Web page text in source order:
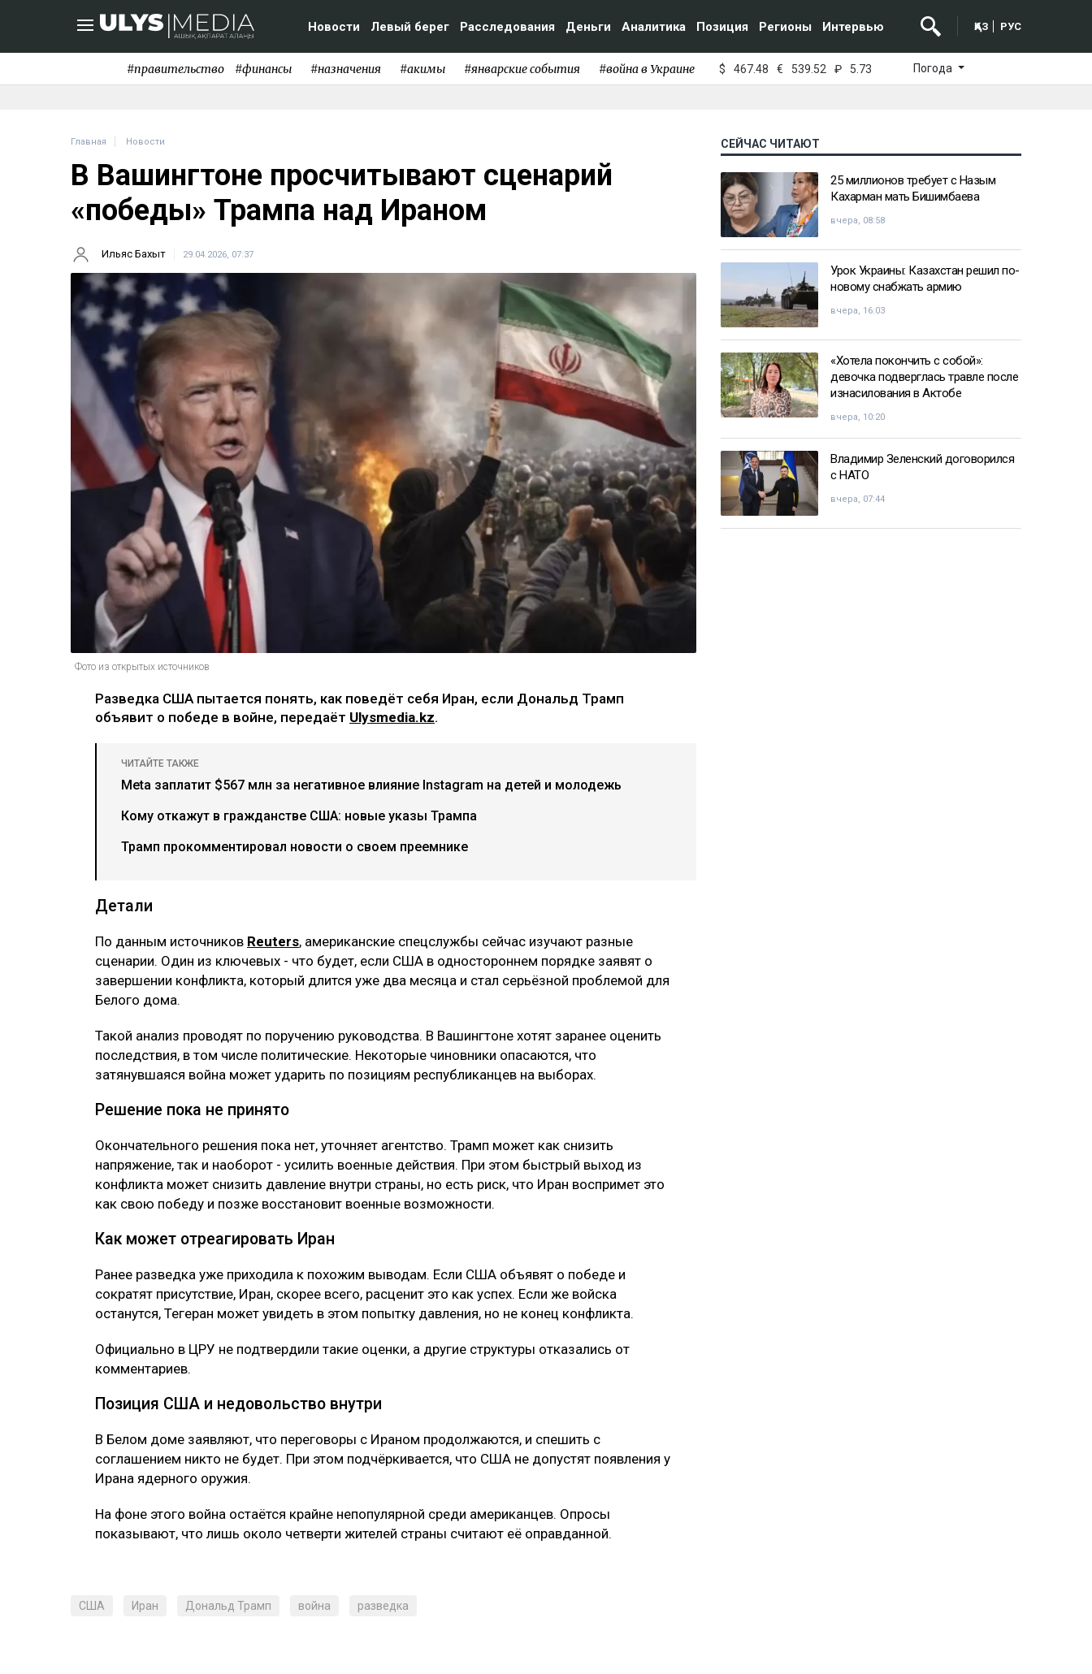
Новости Левый берег Расследования Деньги Аналитика Позиция Регионы Интервью ҚАЗ РУС
#правительство #финансы #назначения #акимы #январские события #война в Украине $ 467.48 € 539.52 ₽ 5.73 Погода
Главная Новости
В Вашингтоне просчитывают сценарий
«победы» Трампа над Ираном
Ильяс Бахыт 29.04.2026, 07:37
Фото из открытых источников
Разведка США пытается понять, как поведёт себя Иран, если Дональд Трамп
объявит о победе в войне, передаёт Ulysmedia.kz.
ЧИТАЙТЕ ТАКЖЕ
Meta заплатит $567 млн за негативное влияние Instagram на детей и молодежь
Кому откажут в гражданстве США: новые указы Трампа
Трамп прокомментировал новости о своем преемнике
Детали
По данным источников Reuters, американские спецслужбы сейчас изучают разные
сценарии. Один из ключевых - что будет, если США в одностороннем порядке заявят о
завершении конфликта, который длится уже два месяца и стал серьёзной проблемой для
Белого дома.
Такой анализ проводят по поручению руководства. В Вашингтоне хотят заранее оценить
последствия, в том числе политические. Некоторые чиновники опасаются, что
затянувшаяся война может ударить по позициям республиканцев на выборах.
Решение пока не принято
Окончательного решения пока нет, уточняет агентство. Трамп может как снизить
напряжение, так и наоборот - усилить военные действия. При этом быстрый выход из
конфликта может снизить давление внутри страны, но есть риск, что Иран воспримет это
как свою победу и позже восстановит военные возможности.
Как может отреагировать Иран
Ранее разведка уже приходила к похожим выводам. Если США объявят о победе и
сократят присутствие, Иран, скорее всего, расценит это как успех. Если же войска
останутся, Тегеран может увидеть в этом попытку давления, но не конец конфликта.
Официально в ЦРУ не подтвердили такие оценки, а другие структуры отказались от
комментариев.
Позиция США и недовольство внутри
В Белом доме заявляют, что переговоры с Ираном продолжаются, и спешить с
соглашением никто не будет. При этом подчёркивается, что США не допустят появления у
Ирана ядерного оружия.
На фоне этого война остаётся крайне непопулярной среди американцев. Опросы
показывают, что лишь около четверти жителей страны считают её оправданной.
США Иран Дональд Трамп война разведка
СЕЙЧАС ЧИТАЮТ
25 миллионов требует с Назым
Кахарман мать Бишимбаева
вчера, 08:58
Урок Украины: Казахстан решил по-
новому снабжать армию
вчера, 16:03
«Хотела покончить с собой»:
девочка подверглась травле после
изнасилования в Актобе
вчера, 10:20
Владимир Зеленский договорился
с НАТО
вчера, 07:44